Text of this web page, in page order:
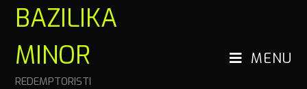
BAZILIKA
MINOR
REDEMPTORISTI
MENU